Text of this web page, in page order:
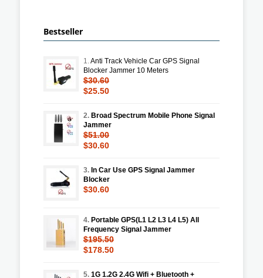
Bestseller
1.Anti Track Vehicle Car GPS Signal
Blocker Jammer 10 Meters
$30.60
$25.50
2. Broad Spectrum Mobile Phone Signal
Jammer
$51.00
$30.60
3. In Car Use GPS Signal Jammer
Blocker
$30.60
4. Portable GPS(L1 L2 L3 L4 L5) All
Frequency Signal Jammer
$195.50
$178.50
5. 1G 1.2G 2.4G Wifi + Bluetooth +